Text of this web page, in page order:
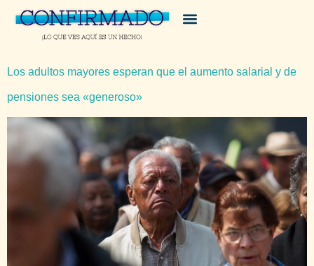
Los adultos mayores esperan que el aumento salarial y de
pensiones sea «generoso»